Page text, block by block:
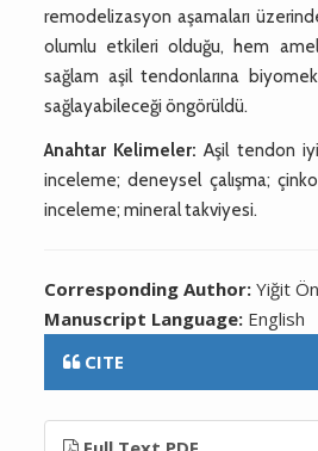
remodelizasyon aşamaları
olumlu etkileri olduğu, hem
sağlam aşil tendonlarına
sağlayabileceği öngörüldü.
Anahtar Kelimeler: Aşil tendon
inceleme; deneysel çalışma;
inceleme; mineral takviyesi.
Corresponding Author:Yiğit
Manuscript Language: English
CITE